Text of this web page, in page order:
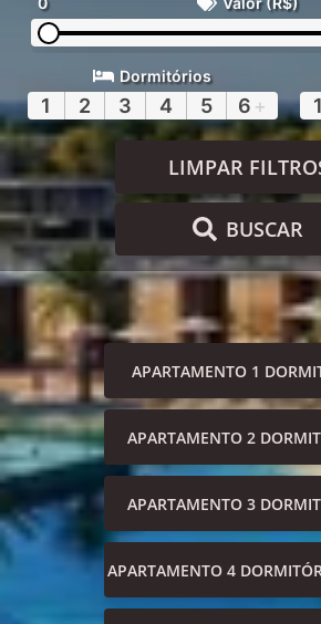
Dormitórios
1 2 3 4 5 6 + 1
LIMPAR
BUSCAR
APARTAMENTO 1
APARTAMENTO 2
APARTAMENTO 3
APARTAMENTO 4